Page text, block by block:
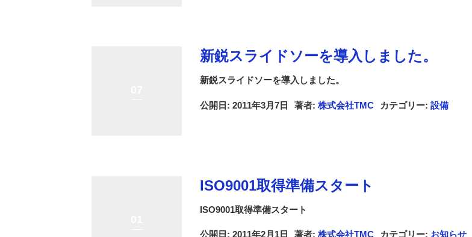
新鋭スライドソーを導入しました。
新鋭スライドソーを導入しました。
公開日: 2011年3月7日 著者: 株式会社TMC カテゴリー: 設備
ISO9001取得準備スタート
ISO9001取得準備スタート
公開日: 2011年2月1日 著者: 株式会社TMC カテゴリー: お知らせ